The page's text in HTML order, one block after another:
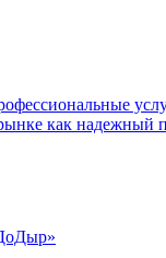
как надежный